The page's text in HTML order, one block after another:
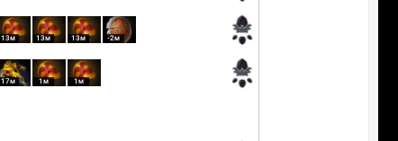
13м 13м 13м -2м
17м 1м 1м